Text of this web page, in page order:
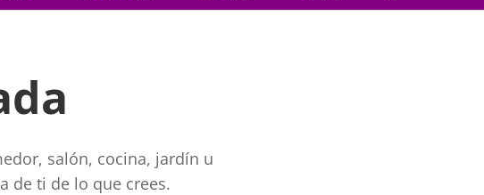
salón, cocina, jardín u
de ti de lo que crees.